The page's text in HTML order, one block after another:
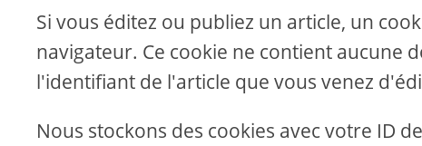
Si vous éditez ou publiez un article, un
navigateur. Ce cookie ne contient aucune
l'identifiant de l'article que vous venez
Nous stockons des cookies avec votre ID